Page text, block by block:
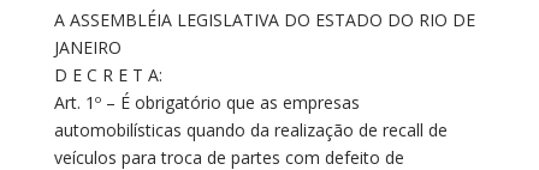
A ASSEMBLÉIA LEGISLATIVA DO ESTADO DO RIO DE
JANEIRO
D E C R E T A:
Art. 1º – É obrigatório que as empresas
automobilísticas quando da realização de recall de
veículos para troca de partes com defeito de